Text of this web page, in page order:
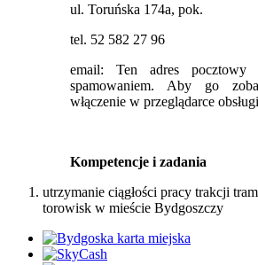
ul. Toruńska 174a, pok.
tel. 52 582 27 96
email:Ten adres pocztowy
spamowaniem. Aby go
włączenie w przeglądarce
Kompetencje i zadania
utrzymanie ciągłości pracy trakcji
torowisk w mieście Bydgoszczy